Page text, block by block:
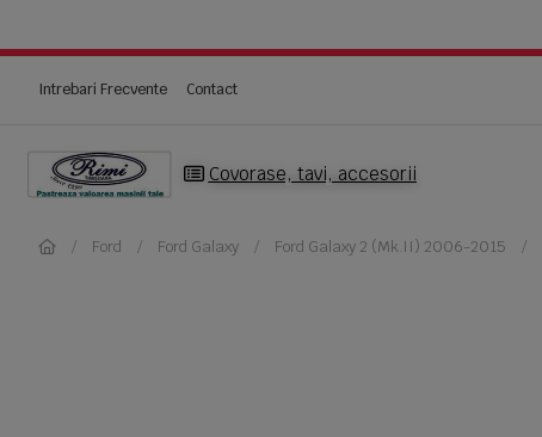
Intrebari Frecvente Contact
Covorase, tavi, accesorii
Ford Ford Galaxy Ford Galaxy 2 (Mk.II) 2006-2015